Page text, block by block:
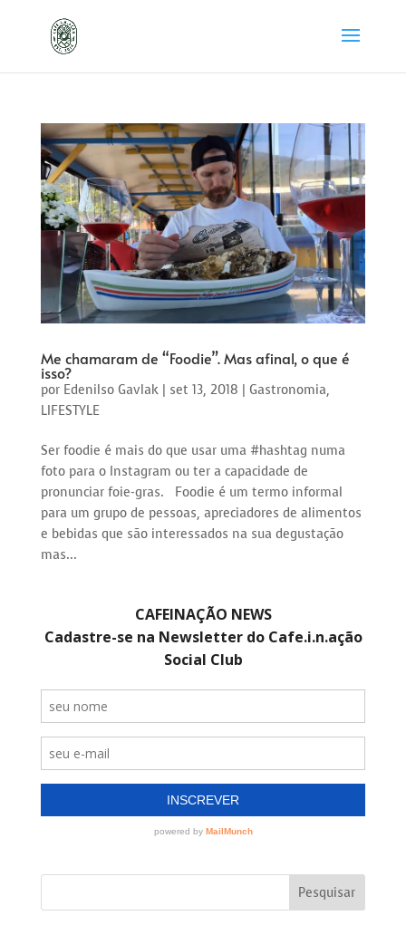
Me chamaram de “Foodie”. Mas afinal, o que é
isso?
por Edenilso Gavlak| set 13, 2018 | Gastronomia,
LIFESTYLE
Ser foodie é mais do que usar uma #hashtag numa
foto para o Instagram ou ter a capacidade de
pronunciar foie-gras. Foodie é um termo informal
para um grupo de pessoas, apreciadores de alimentos
e bebidas que são interessados na sua degustação
mas...